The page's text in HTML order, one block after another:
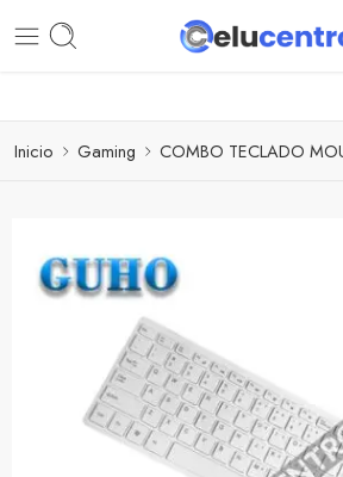
PAGA A CUOTAS CON ADDI
Inicio Gaming COMBO TECLADO